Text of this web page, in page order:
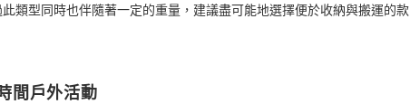
類型同時也伴隨著一定的重量，建議盡可能地選擇便於收納與搬運的款
間戶外活動